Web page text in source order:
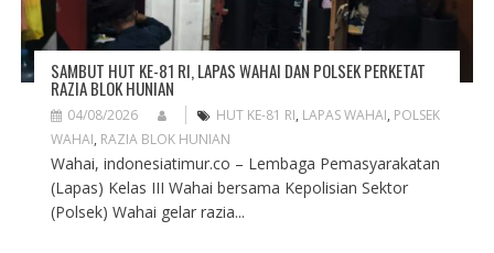
SAMBUT HUT KE-81 RI, LAPAS WAHAI DAN POLSEK PERKETAT
RAZIA BLOK HUNIAN
04/08/2026 HUT KE-81 RI, LAPAS WAHAI, POLSEK
WAHAI, RAZIA BLOK HUNIAN
Wahai, indonesiatimur.co – Lembaga Pemasyarakatan
(Lapas) Kelas III Wahai bersama Kepolisian Sektor
(Polsek) Wahai gelar razia...